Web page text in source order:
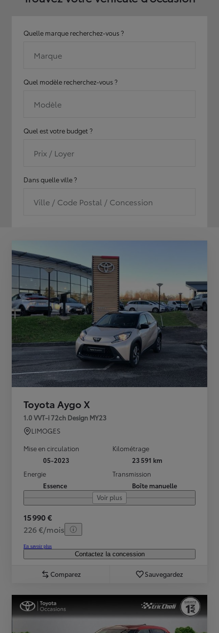
Quelle marque recherchez-vous ?
Marque
Quel modèle recherchez-vous ?
Modèle
Quel est votre budget ?
Prix / Loyer
Dans quelle ville ?
Ville / Code Postal / Concession
Toyota Aygo X
1.0 VVT-i 72ch Design MY23
LIMOGES
Mise en circulation
05-2023
Kilométrage
23 591 km
Energie
Essence
Transmission
Boîte manuelle
Voir plus
15 990 €
226 €/mois
En savoir plus
Contactez la concession
Comparez Sauvegardez